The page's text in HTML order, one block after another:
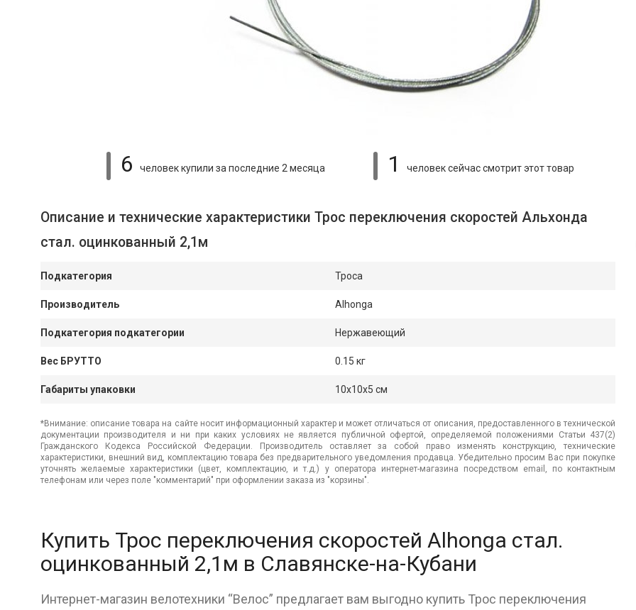
6 человек купили за последние 2 месяца 1 человек сейчас смотритэтот товар
Описание и технические характеристики Трос переключения скоростей Альхонда
стал. оцинкованный 2,1м
Подкатегория Троса
Производитель Alhonga
Подкатегория подкатегории Нержавеющий
Вес БРУТТО 0.15 кг
Габариты упаковки 10x10x5 см
*Внимание: описание товара на сайте носит информационный характер и может отличаться от описания, предоставленного в технической
документации производителя и ни при каких условиях не является публичной офертой, определяемой положениями Статьи 437(2)
Гражданского Кодекса Российской Федерации. Производитель оставляет за собой право изменять конструкцию, технические
характеристики, внешний вид, комплектацию товара без предварительного уведомления продавца. Убедительно просим Вас при покупке
уточнять желаемые характеристики (цвет, комплектацию, и т.д.) у оператора интернет-магазина посредством email, по контактным
телефонам или через поле "комментарий" при оформлении заказа из "корзины".
Купить Трос переключения скоростей Alhonga стал.
оцинкованный 2,1м в Славянске-на-Кубани
Интернет-магазин велотехники “Велос” предлагает вам выгодно купить Трос переключения